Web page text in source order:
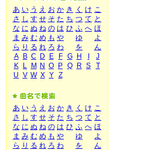
あ い う え お か き く け こ
さ し す せ そ た ち つ て と
な に ぬ ね の は ひ ふ へ ほ
ま み む め も や ゆ
よ
ら り る れ ろ わ を
ん
A
B C D E F G H
J
K
L M N O P Q R S
T
U V W X Y Z
あ い う え お か き く け こ
さ し す せ そ た ち つ て と
な に ぬ ね の は ひ ふ へ ほ
ま み む め も や ゆ
よ
ら り る れ ろ わ を
ん